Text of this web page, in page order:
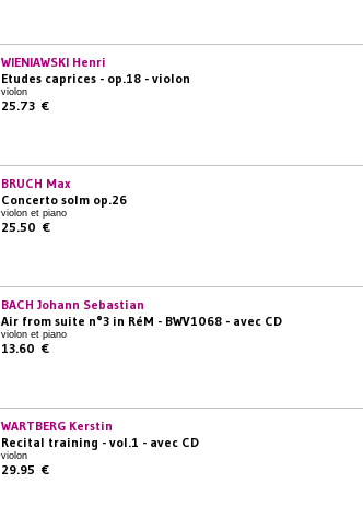
WIENIAWSKI Henri
Etudes caprices - op.18 - violon
violon
25.73 €
BRUCH Max
Concerto solm op.26
violon et piano
25.50 €
BACH Johann Sebastian
Air from suite n°3 in RéM - BWV1068 - avec CD
violon et piano
13.60 €
WARTBERG Kerstin
Recital training - vol.1 - avec CD
violon
29.95 €